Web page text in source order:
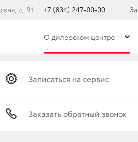
д. 91 +7 (834) 247-00-00
Записаться на сервис
Заказать обратный звонок
О дилерском центре
Записаться на сервис
Заказать обратный звонок
ЦЕНТР